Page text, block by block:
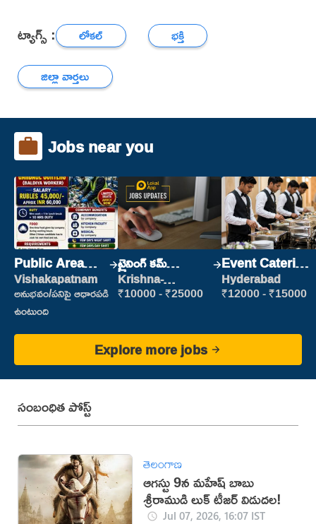
ట్యాగ్స్ : లోకల్
భక్తి
జిల్లా వార్తలు
Jobs near you
Public Area
Cleaner
Vishakapatnam
అనుభవం/పనిపై ఆధారపడి
ఉంటుంది
ట్రైనింగ్ కమ్
ప్లేస్‌మెంట్
Krishna-
vijayawada
₹10000 - ₹25000
Event Catering
Staff
Hyderabad
₹12000 - ₹15000
Explore more jobs
సంబంధిత పోస్ట్
తెలంగాణ
ఆగస్టు 9న మహేష్ బాబు
శ్రీరాముడి లుక్ టీజర్ విడుదల!
Jul 07, 2026, 16:07 IST